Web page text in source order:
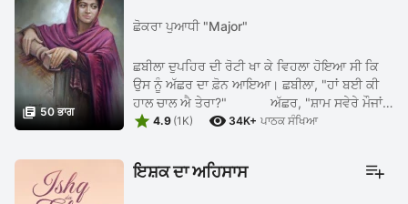
 50 ਭਾਗ
ਛੋਕਰਾ ਪੁਆਧੀ "Major"
ਛਬੀਲਾ ਦੁਪਹਿਰ ਦੀ ਰੋਟੀ ਖਾ ਕੇ ਵਿਹਲਾ ਹੋਇਆ ਸੀ ਕਿ
ਉਸ ਨੂੰ ਅੱਛਰ ਦਾ ਫ਼ੋਨ ਆਇਆ। ਛਬੀਲਾ, "ਹਾਂ ਬਈ ਕੀ
ਹਾਲ ਚਾਲ ਐ ਤੇਰਾ?" ਅੱਛਰ, "ਸ਼ਾਮ ਸਵੇਰੇ ਮੌਜਾਂ
ਹੀ ਮੌਜਾਂ, ਤੂੰ ਸੁਣਾ ਕਿਵੇਂ ਚੱਲਦੀ ਤੇਰੀ ਜੋਬ?" ...
 4.9 (1K)  34K+ ਪਾਠਕ ਸੰਖਿਆ
ਇਸ਼ਕ ਦਾ ਅਹਿਸਾਸ